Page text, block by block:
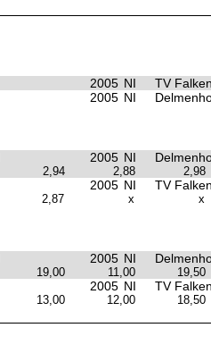
2005 NI
TV
2005 NI
2005 NI
2,94 2,88 2,98
2005 NI TV
2,87 x x
2005 NI
19,00 11,00 19,50
2005 NI TV
13,00 12,00 18,50